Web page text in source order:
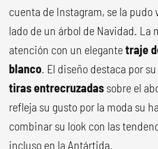
cuenta de Instagram, se la pudo
lado de un árbol de Navidad. La
atención con un elegantetraje
blanco. El diseño destaca por su
tiras entrecruzadas sobre el
refleja su gusto por la moda su
combinar su look con las
incluso en la Antártida.